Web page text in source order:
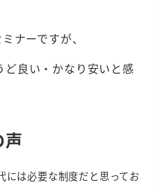
ナーですが、
ど良い・かなり安いと感
には必要な制度だと思ってお